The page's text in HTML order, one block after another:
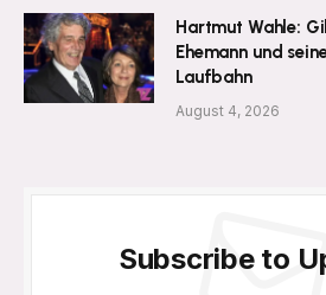
Hartmut Wahle:
Ehemann und
Laufbahn
August 4, 2026
Subscribe to